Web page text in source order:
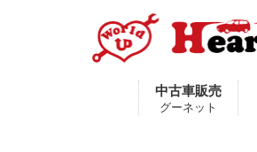
中古車販売
グーネット